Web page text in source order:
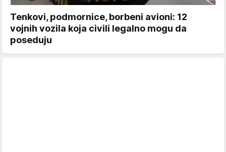
Tenkovi, podmornice, borbeni avioni: 12
vojnih vozila koja civili legalno mogu da
poseduju